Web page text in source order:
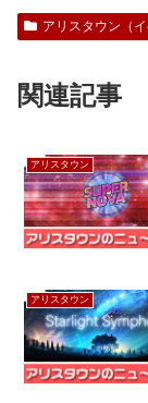
アリスタウン（イ
関連記事
アリスタウン
アリスタウン